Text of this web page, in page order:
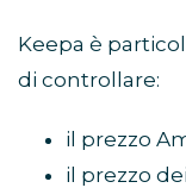
Keepa è
di controllare:
il prezzo
il prezzo